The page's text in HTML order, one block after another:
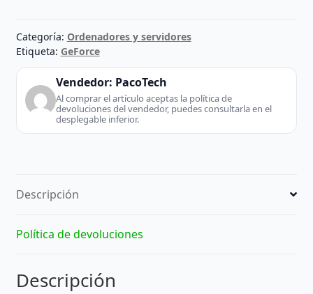
Categoría: Ordenadores y servidores
Etiqueta: GeForce
Vendedor: PacoTech
Al comprar el artículo aceptas la política de
devoluciones del vendedor, puedes consultarla en el
desplegable inferior.
Descripción
Política de devoluciones
Descripción